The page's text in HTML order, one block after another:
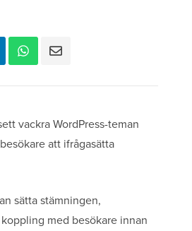
vackra WordPress-teman
att ifrågasätta
sätta stämningen,
med besökare innan